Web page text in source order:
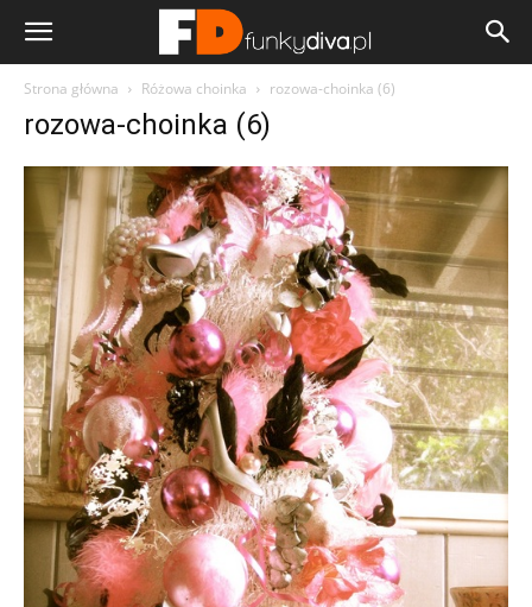
Strona główna Różowa choinka rozowa-choinka (6)
rozowa-choinka (6)